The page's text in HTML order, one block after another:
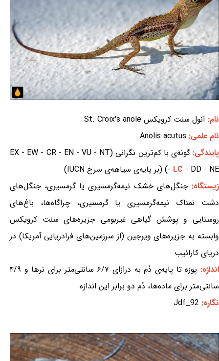
نام: آنول سنت کرویکس St. Croix's anole
نام علمی: Anolis acutus
پایندگی:
گونه‌ی با کم‌ترین نگرانی (EX - EW - CR - EN - VU - NT
- LC - DD - NE) (بر پایه‌ی سیاهه‌ی سرخ IUCN)
زیستگاه:جنگل‌های خشک نیمه‌گرمسیری یا گرمسیری، جنگل‌های
دشت نمناک نیمه‌گرمسیری یا گرمسیری، چراگاه‌ها، باغ‌های
روستایی و پوشش گیاهی غیربومی جزیره‌های سنت کرویکس
وابسته به جزیره‌های ویرجین (از سرزمین‌های فرادریایی آمریکا) در
دریای کارائیب
اندازه:
پوزه تا پایه‌ی دُم به درازای ۶/۷ سانتی‌متر برای نرها و ۴/۹
سانتی‌متر برای ماده‌ها، دُم دو برابر این اندازه
نگاره: Jdf_92